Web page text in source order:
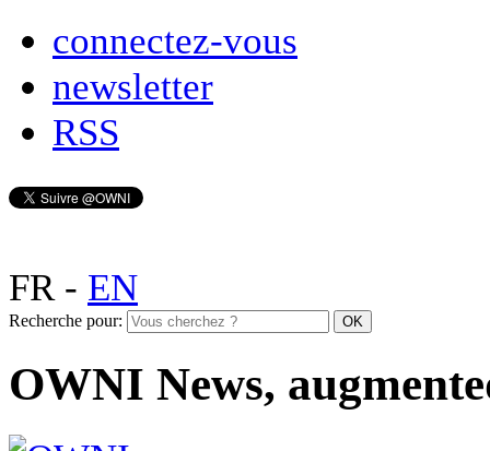
connectez-vous
newsletter
RSS
FR- EN
Recherche pour:
OWNI News,